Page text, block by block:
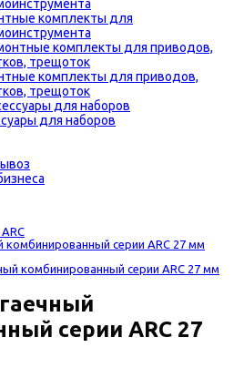
комплекты для
комплекты для приводов,
трещоток
для наборов
комбинированный серии ARC 27 мм
серии ARC 27